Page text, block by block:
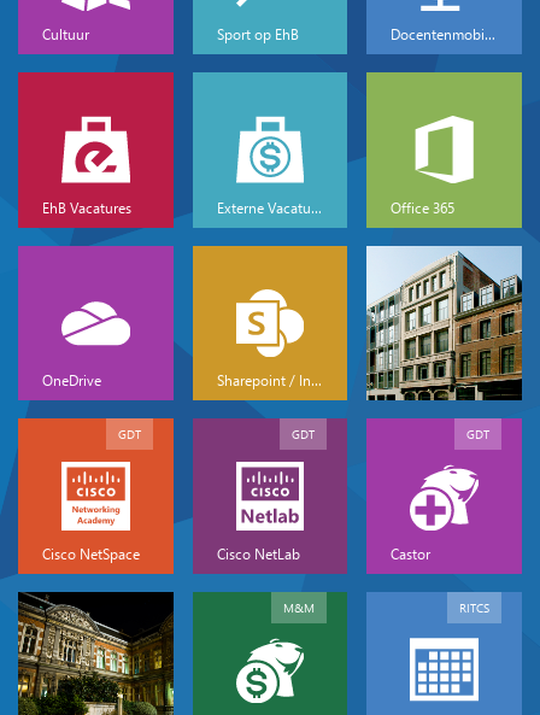
Cultuur Sport op EhB Docentenmobiliteit
EhB Vacatures Externe Vacatures Office 365
OneDrive Sharepoint / Intranet
Cisco NetSpace
GDT
Cisco NetLab
GDT
Castor
GDT
M&M RITCS